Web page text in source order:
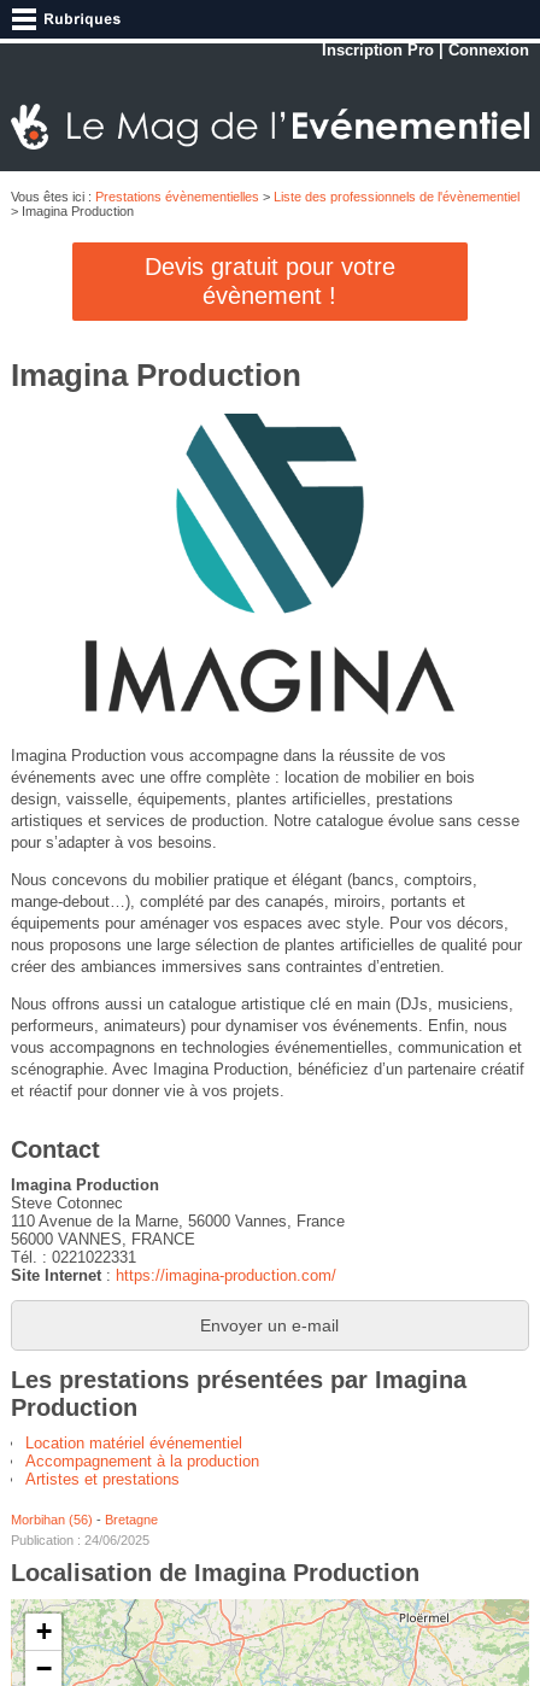
Inscription Pro |Connexion
Vous êtes ici : Prestations évènementielles >
Liste des professionnels de l'évènementiel
> Imagina Production
Devis gratuit pour votre
évènement !
Imagina Production
Imagina Production vous accompagne dans la réussite de vos
événements avec une offre complète : location de mobilier en bois
design, vaisselle, équipements, plantes artificielles, prestations
artistiques et services de production. Notre catalogue évolue sans cesse
pour s’adapter à vos besoins.
Nous concevons du mobilier pratique et élégant (bancs, comptoirs,
mange-debout…), complété par des canapés, miroirs, portants et
équipements pour aménager vos espaces avec style. Pour vos décors,
nous proposons une large sélection de plantes artificielles de qualité pour
créer des ambiances immersives sans contraintes d’entretien.
Nous offrons aussi un catalogue artistique clé en main (DJs, musiciens,
performeurs, animateurs) pour dynamiser vos événements. Enfin, nous
vous accompagnons en technologies événementielles, communication et
scénographie. Avec Imagina Production, bénéficiez d’un partenaire créatif
et réactif pour donner vie à vos projets.
Contact
Imagina Production
Steve Cotonnec
110 Avenue de la Marne, 56000 Vannes, France
56000 VANNES, FRANCE
Tél. : 0221022331
Site Internet: https://imagina-production.com/
Envoyer un e-mail
Les prestations présentées par Imagina
Production
Location matériel événementiel
Accompagnement à la production
Artistes et prestations
Morbihan (56) - Bretagne
Publication : 24/06/2025
Localisation de Imagina Production
+
−